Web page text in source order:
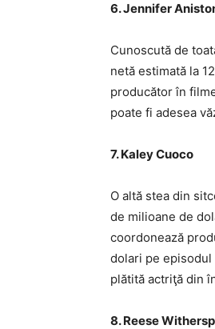
6. Jennifer
Cunoscută de
netă estimată la
producător în
poate fi adesea
7. Kaley Cuoco
O altă stea din
de milioane de
coordonează
dolari pe episodul
plătită actriţă din
8. Reese